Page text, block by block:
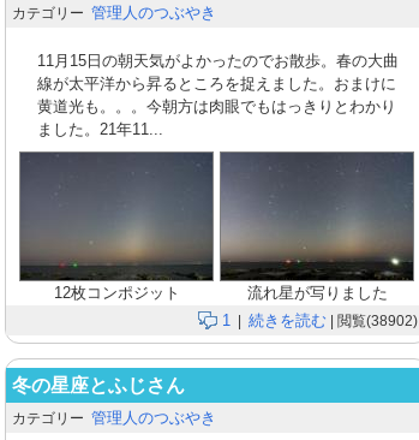
カテゴリー 管理人のつぶやき
11月15日の朝天気がよかったのでお散歩。春の大曲
線が太平洋から昇るところを捉えました。おまけに
黄道光も。。。今朝方は肉眼でもはっきりとわかり
ました。21年11...
12枚コンポジット
流れ星が写りました
1
| 続きを読む | 閲覧(38902)
冬の星座とふじさん
カテゴリー 管理人のつぶやき